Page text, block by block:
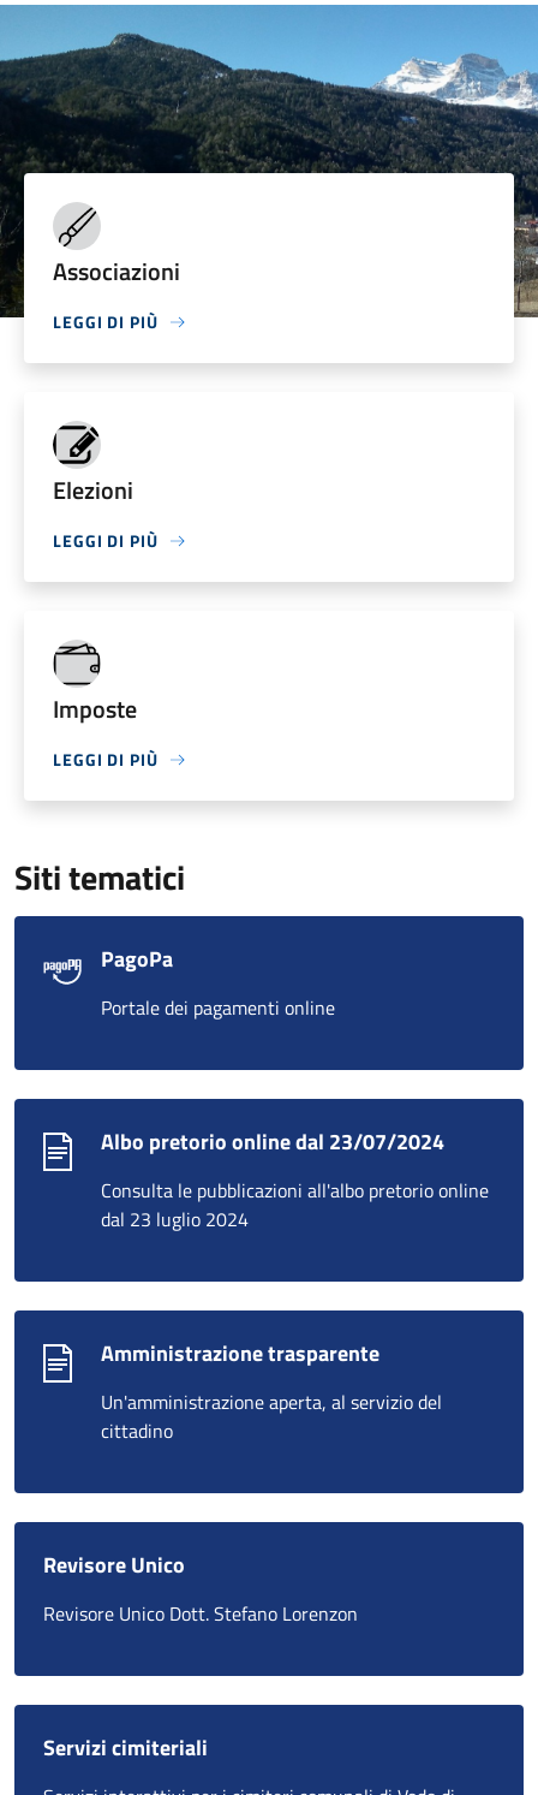
Associazioni
LEGGI DI PIÙ
Elezioni
LEGGI DI PIÙ
Imposte
LEGGI DI PIÙ
Siti tematici
PagoPa
Portale dei pagamenti online
Albo pretorio online dal 23/07/2024
Consulta le pubblicazioni all'albo pretorio online
dal 23 luglio 2024
Amministrazione trasparente
Un'amministrazione aperta, al servizio del
cittadino
Revisore Unico
Revisore Unico Dott. Stefano Lorenzon
Servizi cimiteriali